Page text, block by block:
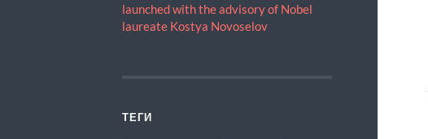
launched with the advisory of Nobel
laureate Kostya Novoselov
ТЕГИ